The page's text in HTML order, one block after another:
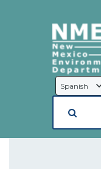
Language
Selection